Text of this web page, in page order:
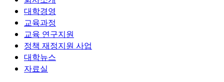
대학경영
교육과정
교육 연구지원
정책 재정지원 사업
대학뉴스
자료실